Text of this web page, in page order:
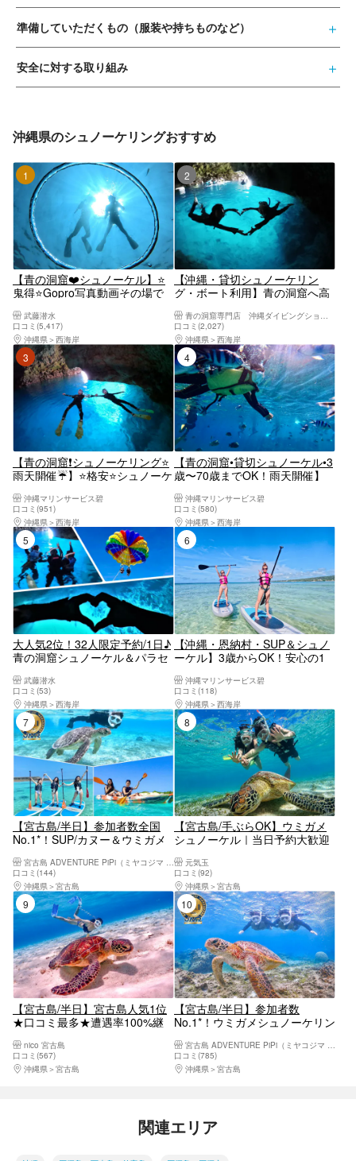
準備していただくもの（服装や持ちものなど）
安全に対する取り組み
沖縄県のシュノーケリングおすすめ
1位
【青の洞窟❤️シュノーケル】⭐️
鬼得⭐️Gopro写真動画その場で
ル餌あげ無料❤️グループ割あり
ますよー
武藤潜水
口コミ(5,417)
沖縄県
西海岸
2位
【沖縄・貸切シュノーケリン
グ・ボート利用】青の洞窟へ高
無料レンタル現地・決済OK！1
組専属制で初心者安心＆GoPro
撮影無料★恩納村／ReFaドライ
ヤー自社施設
青の洞窟専門店 沖縄ダイビングショップ和
口コミ(2,027)
沖縄県
西海岸
3位
【青の洞窟❗️シュノーケリング⭐️
雨天開催☔️】⭐️格安⭐️シュノーケ
方大歓迎☆シャワードライヤー
完備！
沖縄マリンサービス碧
口コミ(951)
沖縄県
西海岸
4位
【青の洞窟•貸切シュノーケル•3
歳〜70歳までOK！雨天開催】
真・動画撮影制限なし！無料撮
影☆女性スタッフ在籍☆当日予
約・泳げない方大歓迎☆シャワ
ー、ドライヤー完備!
沖縄マリンサービス碧
口コミ(580)
沖縄県
西海岸
5位
大人気2位！32人限定予約/1日♪
青の洞窟シュノーケル＆パラセ
♪GoPro無料写真動画すぐスマ
ホ♪無料タオル餌あげ♪当日予
約・初心者大歓迎☆♪レビュー
高評価多数
武藤潜水
口コミ(53)
沖縄県
西海岸
【沖縄・恩納村・SUP＆シュノ
ーケル】3歳からOK！安心の1
ら参加OK！
沖縄マリンサービス碧
口コミ(118)
沖縄県
西海岸
7位
【宮古島/半日】参加者数全国
No.1*！SUP/カヌー＆ウミガメ
コース！写真データ&島内送迎
無料！
宮古島 ADVENTURE PiPi（ミヤコジマ アドベンチャー ピピ）
口コミ(144)
沖縄県
宮古島
8位
【宮古島/手ぶらOK】ウミガメ
シュノーケル｜当日予約大歓迎
ゼント
元気玉
口コミ(92)
沖縄県
宮古島
9位
【宮古島/半日】宮古島人気1位
★口コミ最多★遭遇率100%継
ュノーケリング】写真無料｜初
心者&お子様歓迎《女性ガイド
指定可》
nico 宮古島
口コミ(567)
沖縄県
宮古島
10位
【宮古島/半日】参加者数
No.1*！ウミガメシュノーケリン
送迎・機材全て込み＜予約特典
あり＞
口コミ(785)
沖縄県
宮古島
関連エリア